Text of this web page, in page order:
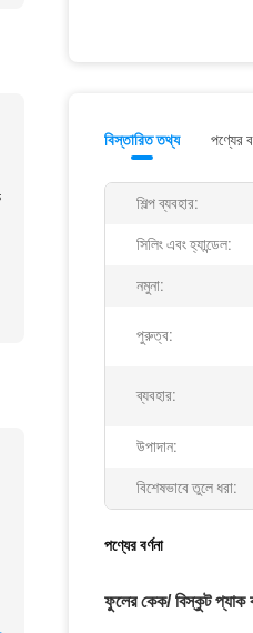
বিস্তারিত তথ্য পণ্যের
শিল্প ব্যবহার:
সিলিং এবং হ্যান্ডেল:
নমুনা:
পুরুত্ব:
ব্যবহার:
উপাদান:
বিশেষভাবে তুলে ধরা:
পণ্যের বর্ণনা
ফুলের কেক/ বিস্কুট প্যাক